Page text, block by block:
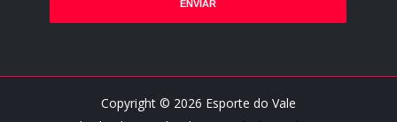
Copyright © 2026 Esporte do Vale